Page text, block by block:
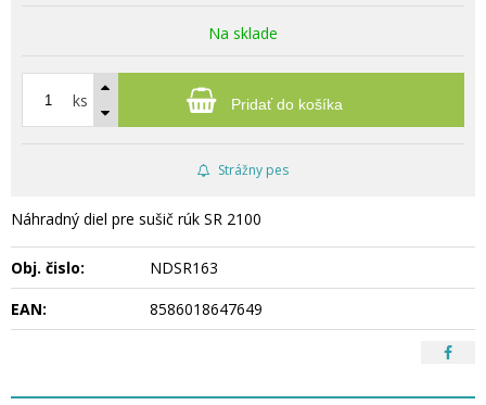
Na sklade
ks Pridať do košíka
Strážny pes
Náhradný diel pre sušič rúk SR 2100
Obj. čislo:
NDSR163
EAN:
8586018647649